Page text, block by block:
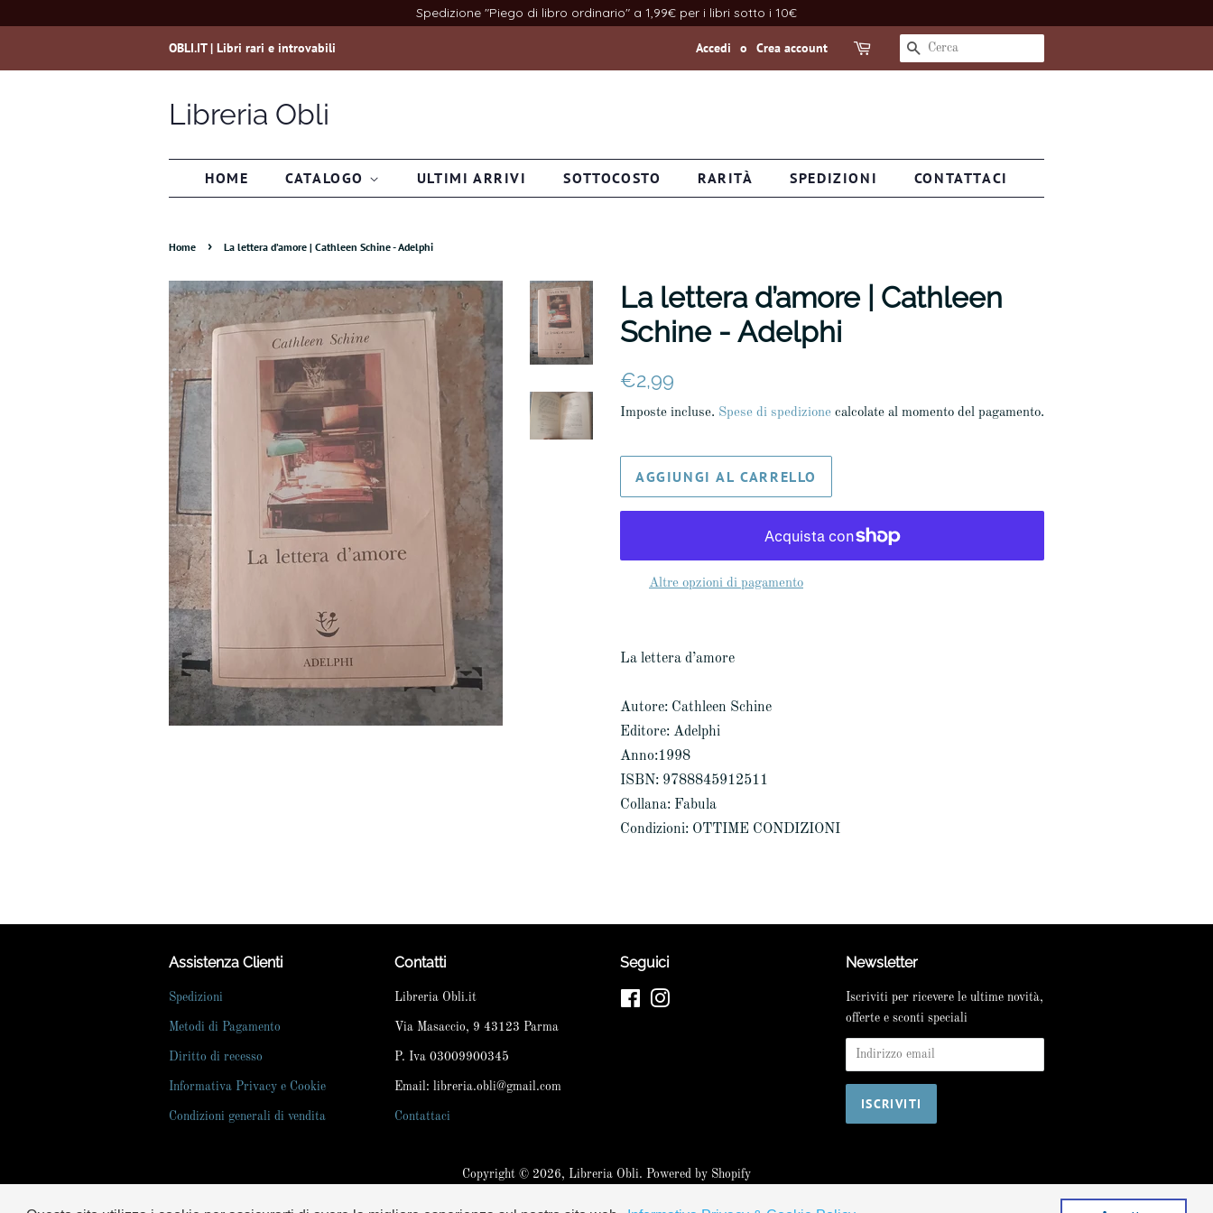
Spedizione "Piego di libro ordinario" a 1,99€ per i libri sotto i 10€
OBLI.IT | Libri rari e introvabili Accedi o Crea account CERCA
Libreria Obli
HOME CATALOGO ULTIMI ARRIVI SOTTOCOSTO RARITÀ SPEDIZIONI CONTATTACI
Home › La lettera d’amore | Cathleen Schine - Adelphi
La lettera d’amore | Cathleen
Schine - Adelphi
Prezzo
listino
€2,99
Imposte incluse. Spese di spedizione calcolate al momento del pagamento.
AGGIUNGI AL CARRELLO
Altre opzioni di pagamento
La lettera d’amore
Autore: Cathleen Schine
Editore: Adelphi
Anno:1998
ISBN: 9788845912511
Collana: Fabula
Condizioni: OTTIME CONDIZIONI
Assistenza Clienti
Spedizioni
Metodi di Pagamento
Diritto di recesso
Informativa Privacy e Cookie
Condizioni generali di vendita
Contatti
Libreria Obli.it
Via Masaccio, 9 43123 Parma
P. Iva 03009900345
Email: libreria.obli@gmail.com
Contattaci
Seguici
Facebook
Newsletter
Iscriviti per ricevere le ultime novità,
offerte e sconti speciali
Copyright © 2026, Libreria Obli. Powered by Shopify